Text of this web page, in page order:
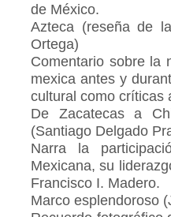
de México.
Azteca (reseña de
Ortega)
Comentario sobre la
mexica antes y
cultural como críticas
De Zacatecas a
(Santiago Delgado
Narra la
Mexicana, su
Francisco I. Madero.
Marco esplendoroso